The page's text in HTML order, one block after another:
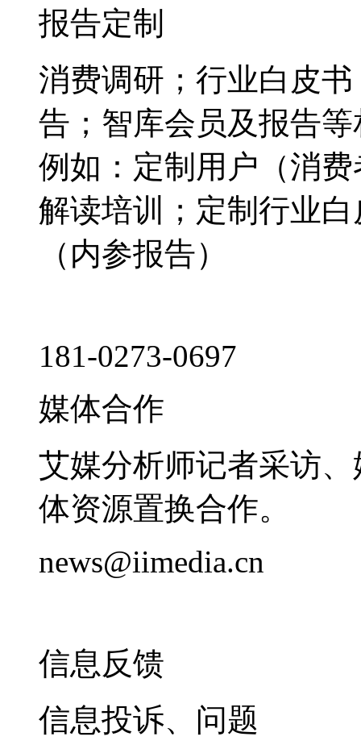
报告定制
消费调研；行业白皮
告；智库会员及报告
例如：定制用户（消
解读培训；定制行业
（内参报告）
181-0273-0697
媒体合作
艾媒分析师记者采访
体资源置换合作。
news@iimedia.cn
信息反馈
信息投诉、问题